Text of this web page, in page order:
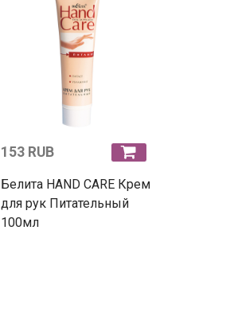
153 RUB
Белита HAND CARE Крем
для рук Питательный
100мл